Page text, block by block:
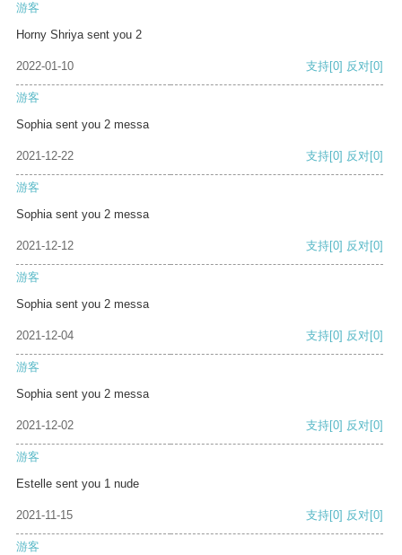
游客
Horny Shriya sent you 2
2022-01-10 支持[0] 反对[0]
游客
Sophia sent you 2 messa
2021-12-22 支持[0] 反对[0]
游客
Sophia sent you 2 messa
2021-12-12 支持[0] 反对[0]
游客
Sophia sent you 2 messa
2021-12-04 支持[0] 反对[0]
游客
Sophia sent you 2 messa
2021-12-02 支持[0] 反对[0]
游客
Estelle sent you 1 nude
2021-11-15 支持[0] 反对[0]
游客